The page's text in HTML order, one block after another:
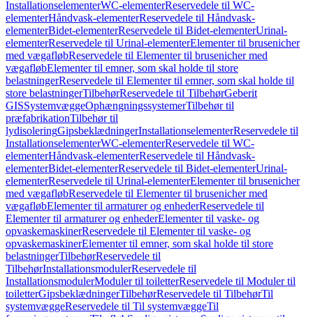
InstallationselementerWC-elementerReservedele til WC-
elementerHåndvask-elementerReservedele til Håndvask-
elementerBidet-elementerReservedele til Bidet-elementerUrinal-
elementerReservedele til Urinal-elementerElementer til brusenicher
med vægafløbReservedele til Elementer til brusenicher med
vægafløbElementer til emner, som skal holde til store
belastningerReservedele til Elementer til emner, som skal holde til
store belastningerTilbehørReservedele til TilbehørGeberit
GISSystemvæggeOphængningssystemerTilbehør til
præfabrikationTilbehør til
lydisoleringGipsbeklædningerInstallationselementerReservedele til
InstallationselementerWC-elementerReservedele til WC-
elementerHåndvask-elementerReservedele til Håndvask-
elementerBidet-elementerReservedele til Bidet-elementerUrinal-
elementerReservedele til Urinal-elementerElementer til brusenicher
med vægafløbReservedele til Elementer til brusenicher med
vægafløbElementer til armaturer og enhederReservedele til
Elementer til armaturer og enhederElementer til vaske- og
opvaskemaskinerReservedele til Elementer til vaske- og
opvaskemaskinerElementer til emner, som skal holde til store
belastningerTilbehørReservedele til
TilbehørInstallationsmodulerReservedele til
InstallationsmodulerModuler til toiletterReservedele til Moduler til
toiletterGipsbeklædningerTilbehørReservedele til TilbehørTil
systemvæggeReservedele til Til systemvæggeTil